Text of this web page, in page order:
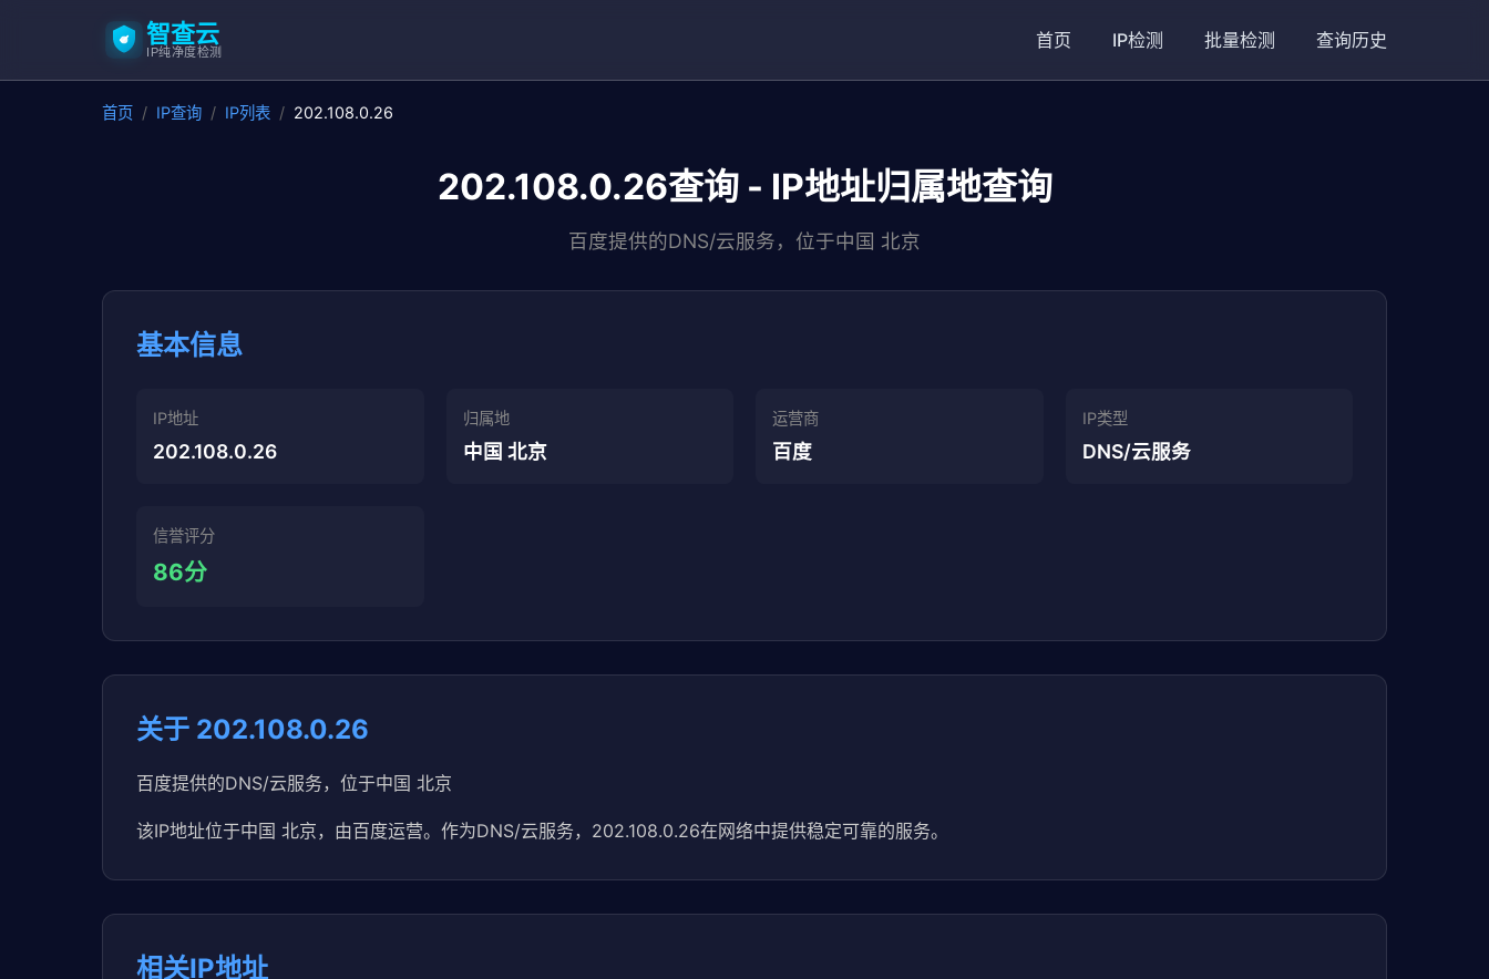
智查云
IP纯净度检测
首页 IP检测 批量检测 查询历史
首页 / IP查询 / IP列表 / 202.108.0.26
202.108.0.26查询 - IP地址归属地查询
百度提供的DNS/云服务，位于中国 北京
基本信息
IP地址
202.108.0.26
归属地
中国 北京
运营商
百度
IP类型
DNS/云服务
信誉评分
86分
关于 202.108.0.26
百度提供的DNS/云服务，位于中国 北京
该IP地址位于中国 北京，由百度运营。作为DNS/云服务，202.108.0.26在网络中提供稳定可靠的服务。
相关IP地址